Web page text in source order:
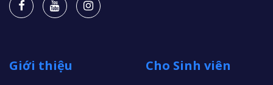
Giới thiệu Cho Sinh viên